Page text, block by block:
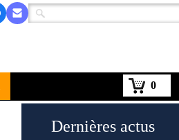
0
Dernières actus